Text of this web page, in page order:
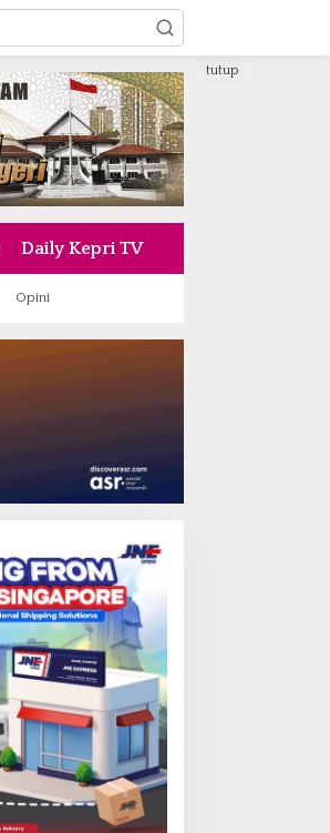
Daily Kepri TV
Opini
tutup